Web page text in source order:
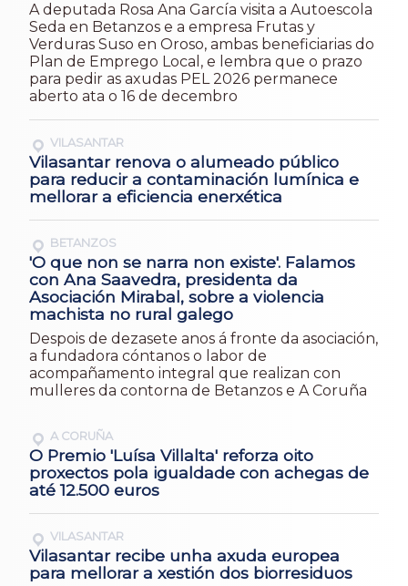
A deputada Rosa Ana García visita a Autoescola
Seda en Betanzos e a empresa Frutas y
Verduras Suso en Oroso, ambas beneficiarias do
Plan de Emprego Local, e lembra que o prazo
para pedir as axudas PEL 2026 permanece
aberto ata o 16 de decembro
VILASANTAR
Vilasantar renova o alumeado público
para reducir a contaminación lumínica e
mellorar a eficiencia enerxética
BETANZOS
'O que non se narra non existe'. Falamos
con Ana Saavedra, presidenta da
Asociación Mirabal, sobre a violencia
machista no rural galego
Despois de dezasete anos á fronte da asociación,
a fundadora cóntanos o labor de
acompañamento integral que realizan con
mulleres da contorna de Betanzos e A Coruña
A CORUÑA
O Premio 'Luísa Villalta' reforza oito
proxectos pola igualdade con achegas de
até 12.500 euros
VILASANTAR
Vilasantar recibe unha axuda europea
para mellorar a xestión dos biorresiduos